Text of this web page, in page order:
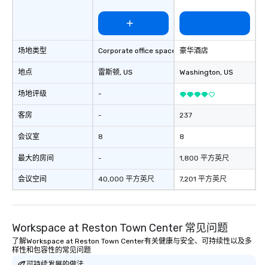
场地类型
地点
场地评级
客房
会议室
最大的房间
会议空间
Corporate office space
雷斯顿, US
-
-
8
-
40,000 平方英尺
豪华酒店
Washington, US
237
8
1,800 平方英尺
7,201 平方英尺
Workspace at Reston Town Center 常见问题
了解Workspace at Reston Town Center有关健康与安全、可持续性以及多
样性和包容性的常见问题